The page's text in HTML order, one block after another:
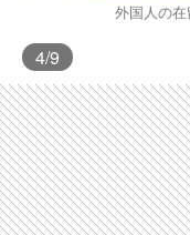
外国人の在
4/9